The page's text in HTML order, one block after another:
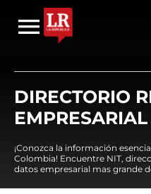
DIRECTORIO
EMPRESARIAL
¡Conozca la información
Colombia! Encuentre NIT,
datos empresarial mas grande